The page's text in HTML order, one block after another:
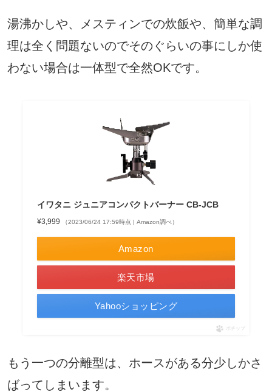
湯沸かしや、メスティンでの炊飯や、簡単な調
理は全く問題ないのでそのぐらいの事にしか使
わない場合は一体型で全然OKです。
イワタニ ジュニアコンパクトバーナー CB-JCB
¥3,999 （2023/06/24 17:59時点 | Amazon調べ）
Amazon
楽天市場
Yahooショッピング
ポチップ
もう一つの分離型は、ホースがある分少しかさ
ばってしまいます。